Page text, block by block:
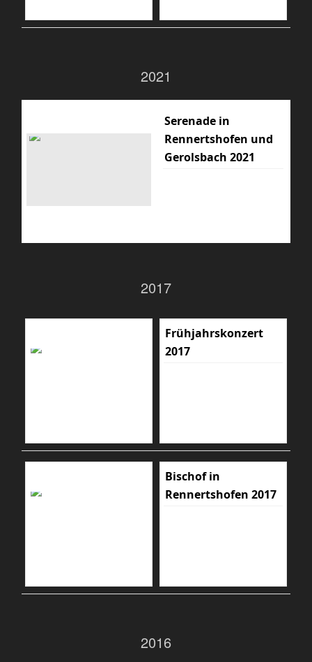
2021
Serenade in
Rennertshofen und
Gerolsbach 2021
2017
Frühjahrskonzert
2017
Bischof in
Rennertshofen 2017
2016